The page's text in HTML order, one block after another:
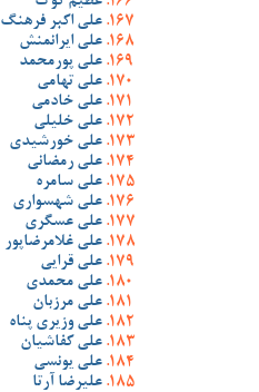
علی اکبر فرهنگ
علی ایرانمنش
علی پورمحمد
علی تهامی
علی خادمی
علی خلیلی
علی خورشیدی
علی رمضانی
علی سامره
علی شهسواری
علی عسگری
علی غلامرضاپور
علی قرایی
علی محمدی
علی مرزبان
علی وزیری پناه
علی کفاشیان
علی یونسی
علیرضا آرتا